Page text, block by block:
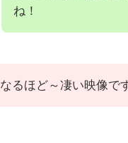
ね！
なるほど～凄い映像で